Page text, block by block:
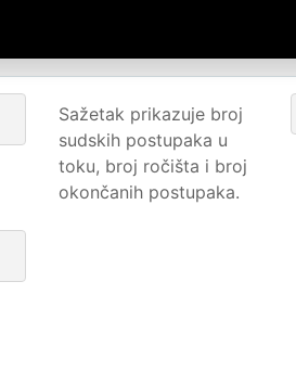
Sažetak prikazuje broj
sudskih postupaka u
toku, broj ročišta i broj
okončanih postupaka.